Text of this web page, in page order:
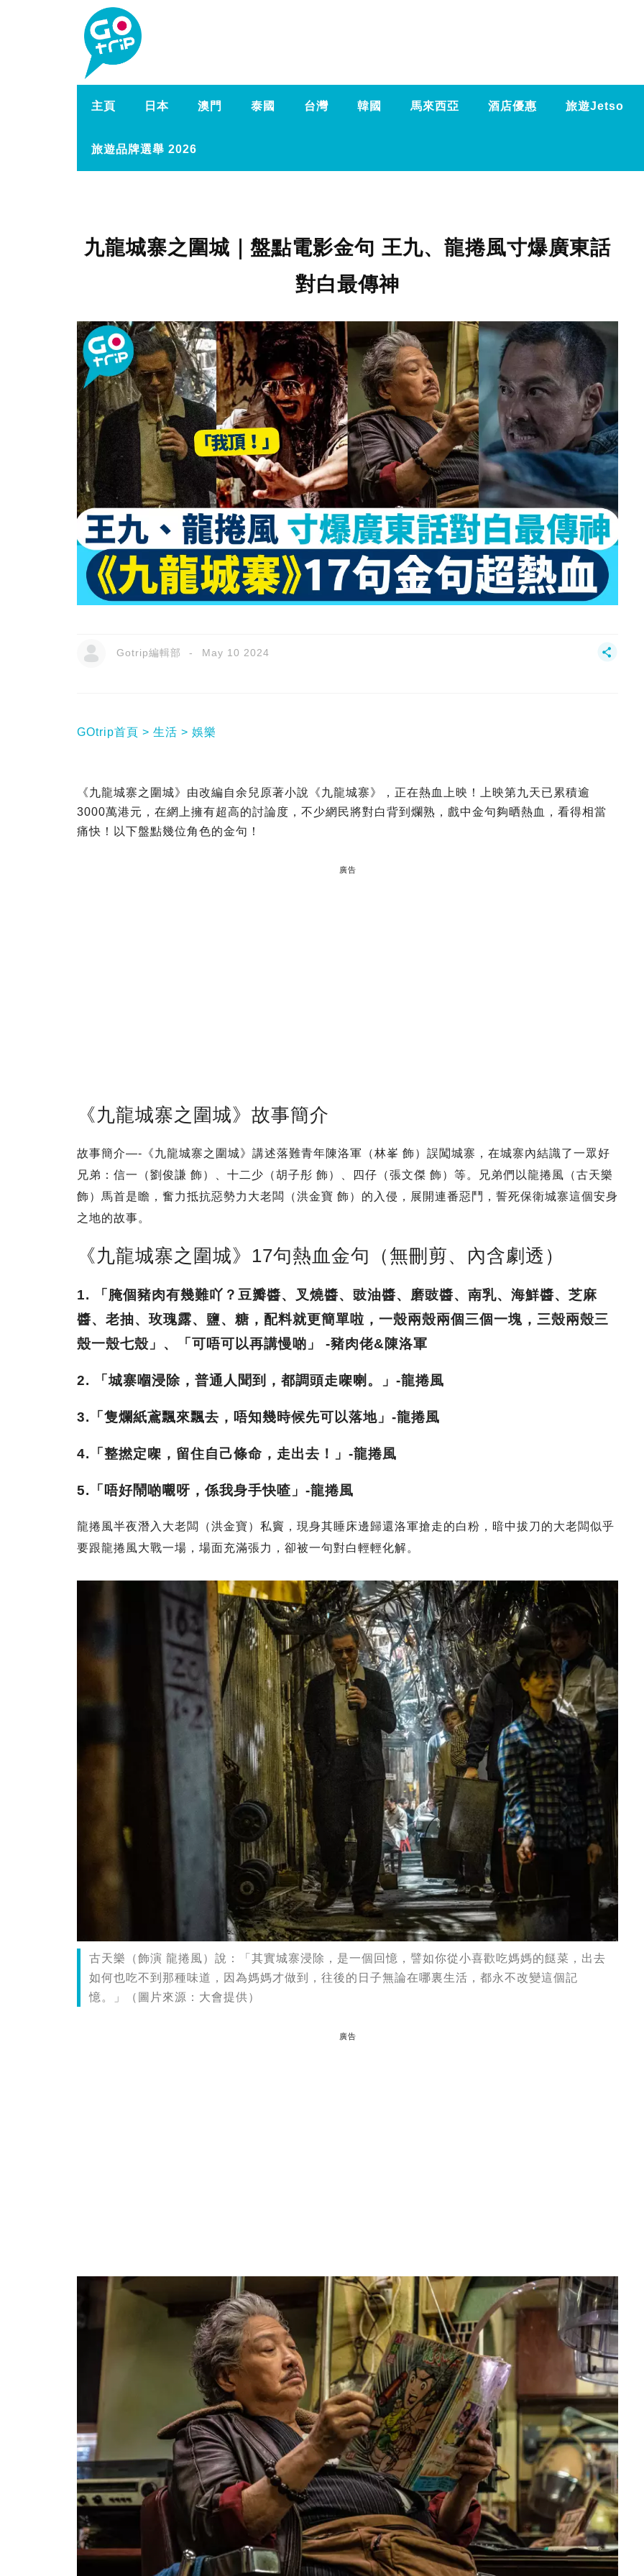
主頁 日本 澳門 泰國 台灣 韓國 馬來西亞 酒店優惠 旅遊Jetso
旅遊品牌選舉 2026
九龍城寨之圍城｜盤點電影金句 王九、龍捲風寸爆廣東話
對白最傳神
Gotrip編輯部 May 10 2024
GOtrip首頁 生活 娛樂
《九龍城寨之圍城》由改編自余兒原著小說《九龍城寨》，正在熱血上映！上映第九天已累積逾
3000萬港元，在網上擁有超高的討論度，不少網民將對白背到爛熟，戲中金句夠晒熱血，看得相當
痛快！以下盤點幾位角色的金句！
廣告
《九龍城寨之圍城》故事簡介
故事簡介—-《九龍城寨之圍城》講述落難青年陳洛軍（林峯 飾）誤闖城寨，在城寨內結識了一眾好
兄弟：信一（劉俊謙 飾）、十二少（胡子彤 飾）、四仔（張文傑 飾）等。兄弟們以龍捲風（古天樂
飾）馬首是瞻，奮力抵抗惡勢力大老闆（洪金寶 飾）的入侵，展開連番惡鬥，誓死保衛城寨這個安身
之地的故事。
《九龍城寨之圍城》17句熱血金句（無刪剪、內含劇透）
1. 「腌個豬肉有幾難吖？豆瓣醬、叉燒醬、豉油醬、磨豉醬、南乳、海鮮醬、芝麻
醬、老抽、玫瑰露、鹽、糖，配料就更簡單啦，一殼兩殼兩個三個一塊，三殼兩殼三
殼一殼七殼」、「可唔可以再講慢啲」 -豬肉佬&陳洛軍
2. 「城寨嗰浸除，普通人聞到，都調頭走㗎喇。」-龍捲風
3.「隻爛紙鳶飄來飄去，唔知幾時候先可以落地」-龍捲風
4.「整撚定㗎，留住自己條命，走出去！」-龍捲風
5.「唔好鬧啲𡃁呀，係我身手快喳」-龍捲風
龍捲風半夜潛入大老闆（洪金寶）私竇，現身其睡床邊歸還洛軍搶走的白粉，暗中拔刀的大老闆似乎
要跟龍捲風大戰一場，場面充滿張力，卻被一句對白輕輕化解。
古天樂（飾演 龍捲風）說：「其實城寨浸除，是一個回憶，譬如你從小喜歡吃媽媽的餸菜，出去
如何也吃不到那種味道，因為媽媽才做到，往後的日子無論在哪裏生活，都永不改變這個記
憶。」（圖片來源：大會提供）
廣告